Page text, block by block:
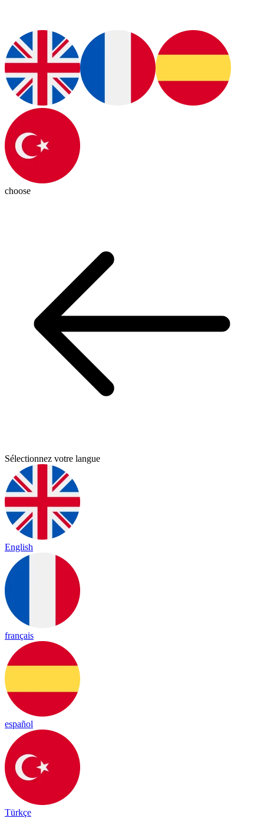
choose
Sélectionnez votre langue
English
français
español
Türkçe